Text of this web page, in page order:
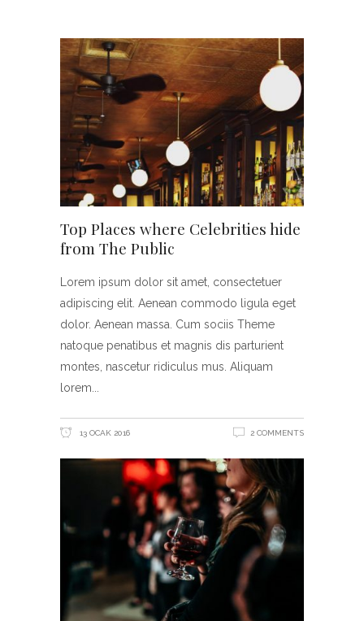
Top Places where Celebrities hide
from The Public
Lorem ipsum dolor sit amet, consectetuer
adipiscing elit. Aenean commodo ligula eget
dolor. Aenean massa. Cum sociis Theme
natoque penatibus et magnis dis parturient
montes, nascetur ridiculus mus. Aliquam
lorem
13 OCAK 2016 2 COMMENTS